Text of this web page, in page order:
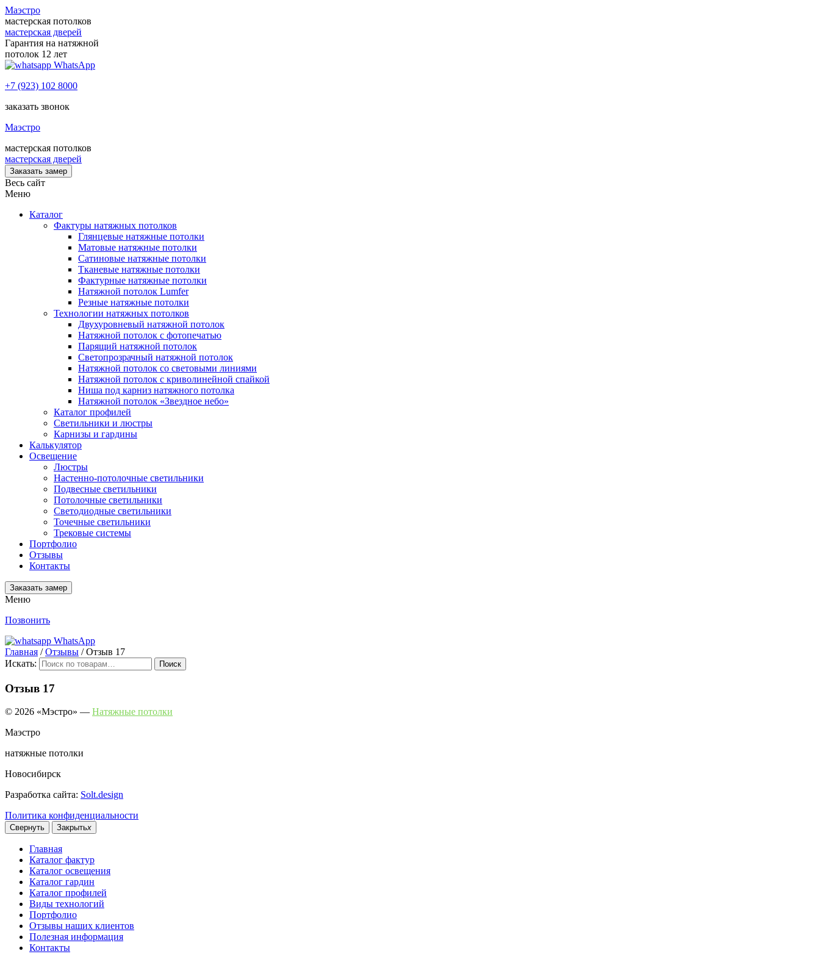
Маэстро
мастерская потолков
мастерская дверей
Гарантия на натяжной
потолок 12 лет
WhatsApp
+7 (923) 102 8000
заказать звонок
Маэстро
мастерская потолков
мастерская дверей
Заказать замер
Весь сайт
Меню
Каталог
Фактуры натяжных потолков
Глянцевые натяжные потолки
Матовые натяжные потолки
Сатиновые натяжные потолки
Тканевые натяжные потолки
Фактурные натяжные потолки
Натяжной потолок Lumfer
Резные натяжные потолки
Технологии натяжных потолков
Двухуровневый натяжной потолок
Натяжной потолок с фотопечатью
Парящий натяжной потолок
Светопрозрачный натяжной потолок
Натяжной потолок со световыми линиями
Натяжной потолок с криволинейной спайкой
Ниша под карниз натяжного потолка
Натяжной потолок «Звездное небо»
Каталог профилей
Светильники и люстры
Карнизы и гардины
Калькулятор
Освещение
Люстры
Настенно-потолочные светильники
Подвесные светильники
Потолочные светильники
Светодиодные светильники
Точечные светильники
Трековые системы
Портфолио
Отзывы
Контакты
Заказать замер
Меню
Позвонить
WhatsApp
Главная /Отзывы /Отзыв 17
Искать:
Поиск
Отзыв 17
© 2026 «Мэстро» — Натяжные потолки
Маэстро
натяжные потолки
Новосибирск
Разработка сайта: Solt.design
Политика конфиденциальности
Свернуть Закрытьx
Главная
Каталог фактур
Каталог освещения
Каталог гардин
Каталог профилей
Виды технологий
Портфолио
Отзывы наших клиентов
Полезная информация
Контакты